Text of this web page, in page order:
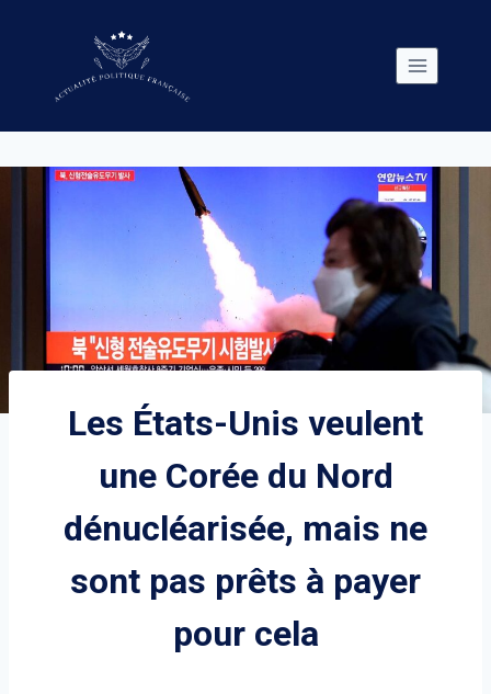
Les États-Unis veulent
une Corée du Nord
dénucléarisée, mais ne
sont pas prêts à payer
pour cela